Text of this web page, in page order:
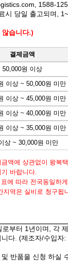
, 1588-
시 당일 출고되며,
습니다.)
결제금액
50,000원 이상
이상 ~ 50,000원 미만
이상 ~ 45,000원 미만
이상 ~ 40,000원 미만
이상 ~ 35,000원 미만
상 ~ 30,000원 미만
액에 상관없이 왕복
바랍니다.
에 따라 전국동일하
지역은 실비로 청구됩
부터 1년이며, 각
다. (제조자/수입자
반품을 신청 하실